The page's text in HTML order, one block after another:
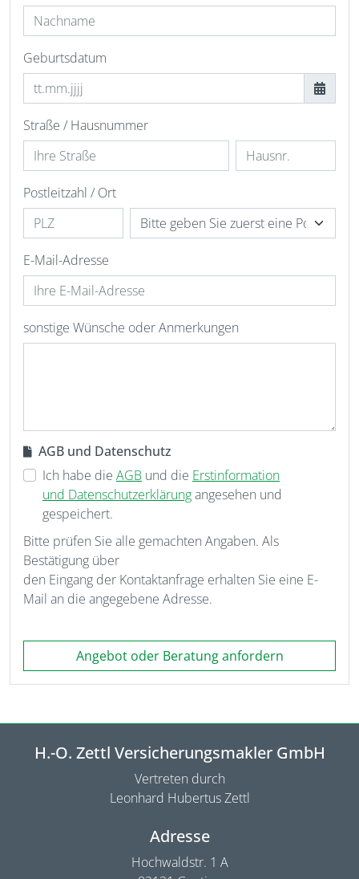
Geburtsdatum
Straße / Hausnummer
Postleitzahl / Ort
E-Mail-Adresse
sonstige Wünsche oder Anmerkungen
AGB und Datenschutz
Ich habe die AGB und die Erstinformation
und Datenschutzerklärungangesehen und
gespeichert.
Bitte prüfen Sie alle gemachten Angaben. Als
Bestätigung über
den Eingang der Kontaktanfrage erhalten Sie eine E-
Mail an die angegebene Adresse.
Angebot oder Beratung anfordern
H.-O. Zettl Versicherungsmakler GmbH
Vertreten durch
Leonhard Hubertus Zettl
Adresse
Hochwaldstr. 1 A